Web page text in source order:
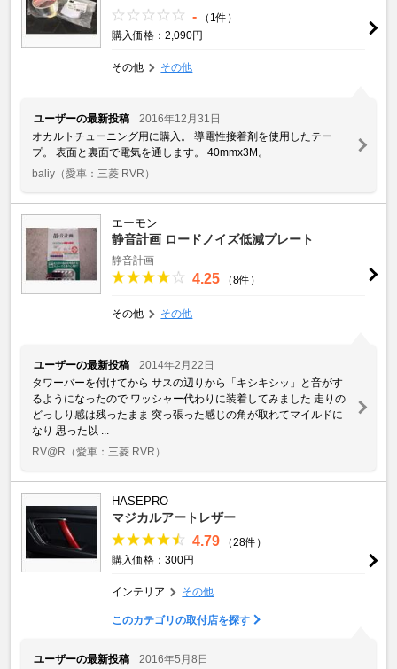
-
（1件）
購入価格：2,090円
その他 その他
ユーザーの最新投稿
2016年12月31日
オカルトチューニング用に購入。 導電性接着剤を使用したテー
プ。 表面と裏面で電気を通します。 40mmx3M。
baliy （愛車：三菱 RVR）
エーモン
静音計画 ロードノイズ低減プレート
静音計画
4.25 （8件）
その他 その他
ユーザーの最新投稿
2014年2月22日
タワーバーを付けてから サスの辺りから「キシキシッ」と音がす
るようになったので ワッシャー代わりに装着してみました 走りの
どっしり感は残ったまま 突っ張った感じの角が取れてマイルドに
なり 思った以 ...
RV@R （愛車：三菱 RVR）
HASEPRO
マジカルアートレザー
4.79
（28件）
購入価格：300円
インテリア その他
このカテゴリの取付店を探す
ユーザーの最新投稿
2016年5月8日